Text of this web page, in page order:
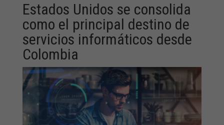
Estados Unidos se consolida
como el principal destino de
servicios informáticos desde
Colombia